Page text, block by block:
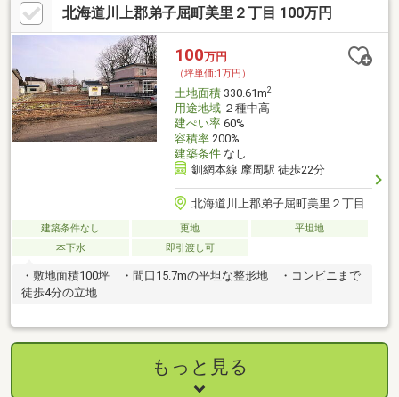
北海道川上郡弟子屈町美里２丁目 100万円
100万円
（坪単価:1万円）
土地面積330.61m2
用途地域２種中高
建ぺい率60%
容積率200%
建築条件なし
釧網本線 摩周駅 徒歩22分
北海道川上郡弟子屈町美里２丁目
建築条件なし 更地
平坦地
本下水
即引渡し可
・敷地面積100坪 ・間口15.7mの平坦な整形地 ・コンビニまで
徒歩4分の立地
もっと見る